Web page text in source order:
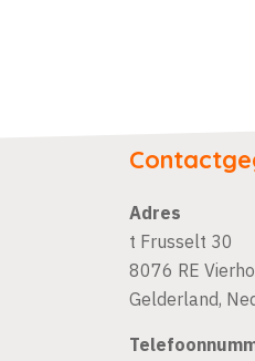
Adres
t Frusselt 30
8076 RE
Gelderland,